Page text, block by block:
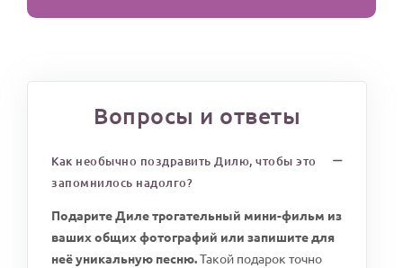
Вопросы и ответы
Как необычно поздравить Дилю, чтобы это
запомнилось надолго?
Подарите Диле трогательный мини-фильм из
ваших общих фотографий или запишите для
неё уникальную песню.Такой подарок точно